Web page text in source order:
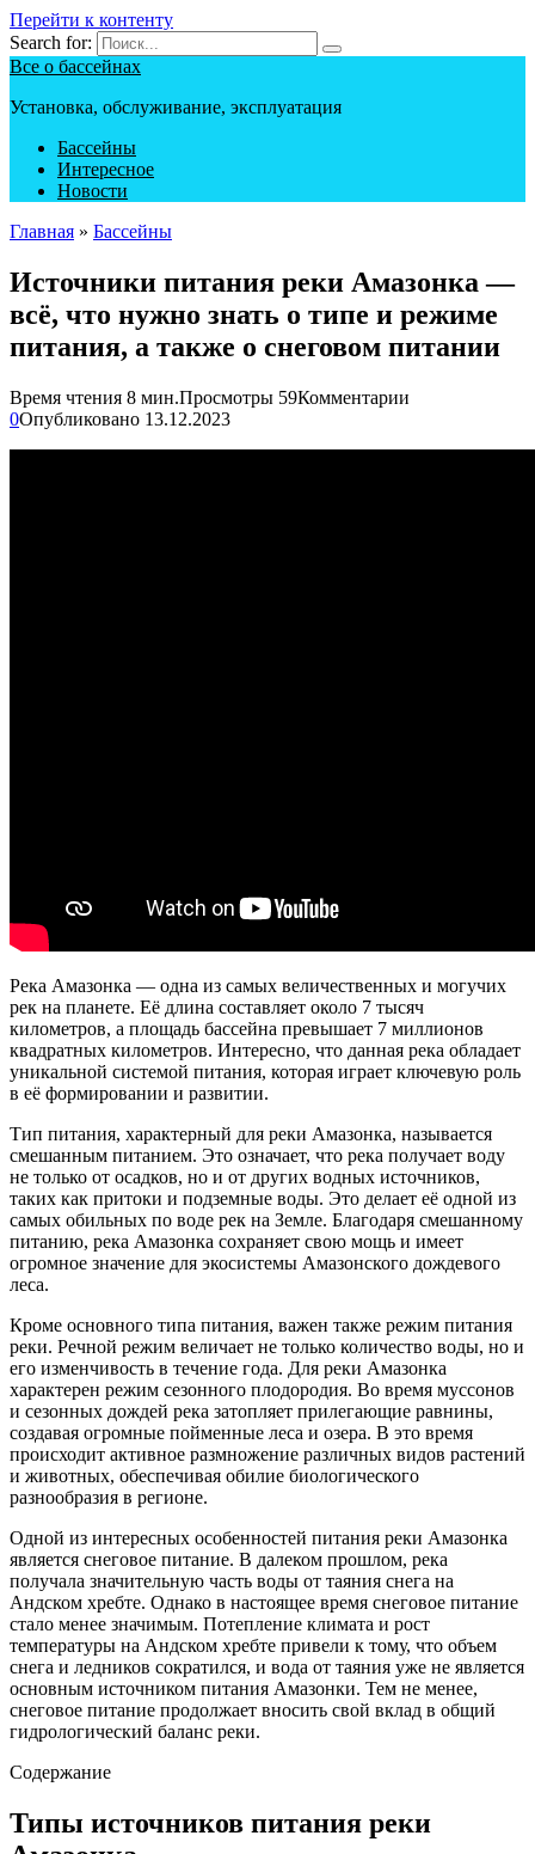
Перейти к контенту
Search for:
Все о бассейнах
Установка, обслуживание, эксплуатация
Бассейны
Интересное
Новости
Главная » Бассейны
Источники питания реки Амазонка —
всё, что нужно знать о типе и режиме
питания, а также о снеговом питании
Время чтения 8 мин.Просмотры 59Комментарии
0Опубликовано 13.12.2023
Река Амазонка — одна из самых величественных и могучих
рек на планете. Её длина составляет около 7 тысяч
километров, а площадь бассейна превышает 7 миллионов
квадратных километров. Интересно, что данная река обладает
уникальной системой питания, которая играет ключевую роль
в её формировании и развитии.
Тип питания, характерный для реки Амазонка, называется
смешанным питанием. Это означает, что река получает воду
не только от осадков, но и от других водных источников,
таких как притоки и подземные воды. Это делает её одной из
самых обильных по воде рек на Земле. Благодаря смешанному
питанию, река Амазонка сохраняет свою мощь и имеет
огромное значение для экосистемы Амазонского дождевого
леса.
Кроме основного типа питания, важен также режим питания
реки. Речной режим величает не только количество воды, но и
его изменчивость в течение года. Для реки Амазонка
характерен режим сезонного плодородия. Во время муссонов
и сезонных дождей река затопляет прилегающие равнины,
создавая огромные пойменные леса и озера. В это время
происходит активное размножение различных видов растений
и животных, обеспечивая обилие биологического
разнообразия в регионе.
Одной из интересных особенностей питания реки Амазонка
является снеговое питание. В далеком прошлом, река
получала значительную часть воды от таяния снега на
Андском хребте. Однако в настоящее время снеговое питание
стало менее значимым. Потепление климата и рост
температуры на Андском хребте привели к тому, что объем
снега и ледников сократился, и вода от таяния уже не является
основным источником питания Амазонки. Тем не менее,
снеговое питание продолжает вносить свой вклад в общий
гидрологический баланс реки.
Содержание
Типы источников питания реки